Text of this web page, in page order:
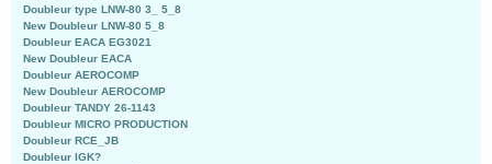
Doubleur type LNW-80 3_ 5_8
New Doubleur LNW-80 5_8
Doubleur EACA EG3021
New Doubleur EACA
Doubleur AEROCOMP
New Doubleur AEROCOMP
Doubleur TANDY 26-1143
Doubleur MICRO PRODUCTION
Doubleur RCE_JB
Doubleur IGK?